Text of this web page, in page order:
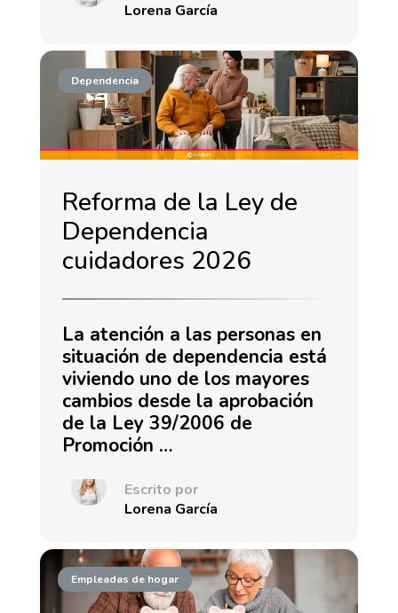
Lorena García
Dependencia
Reforma de la Ley de
Dependencia
cuidadores 2026
La atención a las personas en
situación de dependencia está
viviendo uno de los mayores
cambios desde la aprobación
de la Ley 39/2006 de
Promoción …
Escrito por
Lorena García
Empleadas de hogar